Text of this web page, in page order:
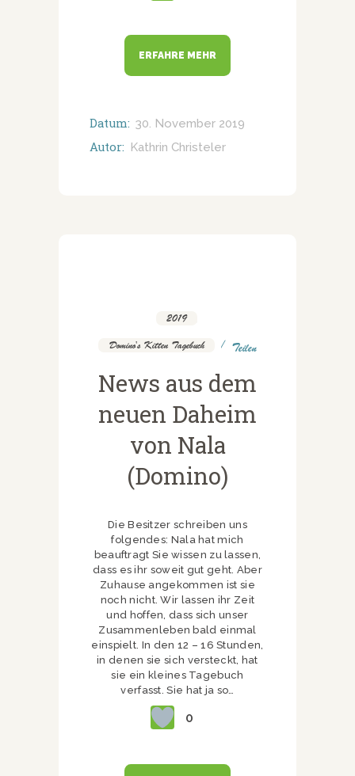
ERFAHRE MEHR
Datum: 30. November 2019
Autor: Kathrin Christeler
2019
Domino's Kitten Tagebuch Teilen
News aus dem
neuen Daheim
von Nala
(Domino)
Die Besitzer schreiben uns
folgendes: Nala hat mich
beauftragt Sie wissen zu lassen,
dass es ihr soweit gut geht. Aber
Zuhause angekommen ist sie
noch nicht. Wir lassen ihr Zeit
und hoffen, dass sich unser
Zusammenleben bald einmal
einspielt. In den 12 – 16 Stunden,
in denen sie sich versteckt, hat
sie ein kleines Tagebuch
verfasst. Sie hat ja so…
0